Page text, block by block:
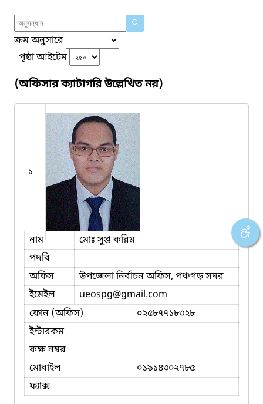
ক্রম অনুসারে
পৃষ্ঠা আইটেম
(অফিসার ক্যাটাগরি উল্লেখিত নয়)
১
নাম
মোঃ সুপ্ত করিম
পদবি
অফিস
উপজেলা নির্বাচন অফিস, পঞ্চগড় সদর
ইমেইল
ueospg@gmail.com
ফোন (অফিস)
০২৫৮৭৭১৮৩২৮
ইন্টারকম
কক্ষ নম্বর
মোবাইল
০১৯১৪৩০২৭৮৫
ফ্যাক্স